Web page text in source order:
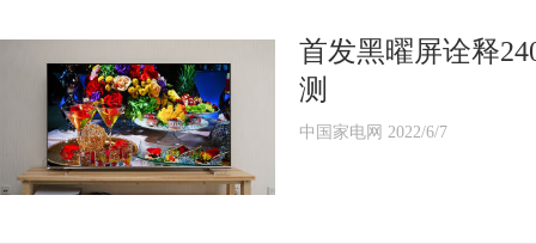
首发黑曜屏诠释
测
中国家电网 2022/6/7